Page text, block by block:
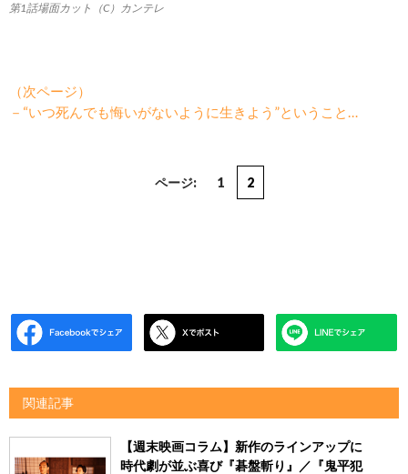
第1話場面カット（C）カンテレ
（次ページ）
－“いつ死んでも悔いがないように生きよう”ということ…
ページ: 1 2
関連記事
【週末映画コラム】新作のラインアップに
時代劇が並ぶ喜び『碁盤斬り』／『鬼平犯